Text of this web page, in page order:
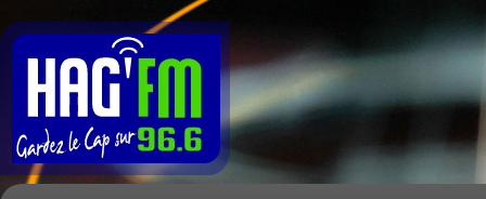
Panneau de gestion des cookies